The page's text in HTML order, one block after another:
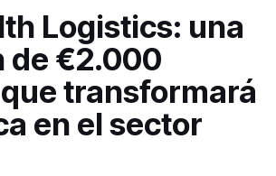
Logistics: una
de €2.000
transformará
en el sector